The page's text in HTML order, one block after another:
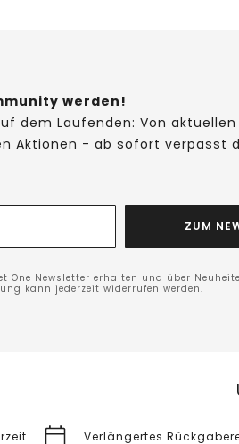
werden!
dem Laufenden: Von
Aktionen - ab sofort verpasst
ZUM
One Newsletter erhalten und über
kann jederzeit widerrufen werden.
Verlängertes